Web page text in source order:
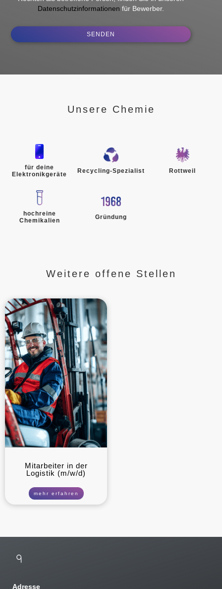
Datenschutzinformationen für Bewerber.
Unsere Chemie
für deine
Elektronikgeräte
hochreine
Chemikalien
Recycling-Spezialist
Gründung
Rottweil
Weitere offene Stellen
Mitarbeiter in der
Logistik (m/w/d)
mehr erfahren
Adresse